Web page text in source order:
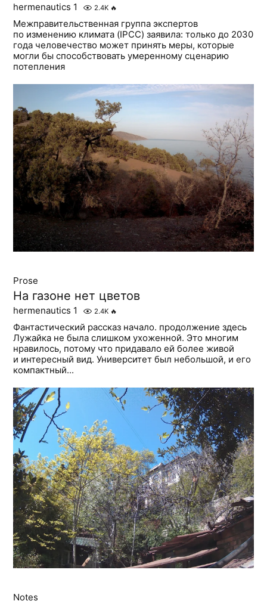
hermenautics 1 2.4K 🔥
Межправительственная группа экспертов
по изменению климата (IPCC) заявила: только до 2030
года человечество может принять меры, которые
могли бы способствовать умеренному сценарию
потепления
Prose
На газоне нет цветов
hermenautics 1 2.4K 🔥
Фантастический рассказ начало. продолжение здесь
Лужайка не была слишком ухоженной. Это многим
нравилось, потому что придавало ей более живой
и интересный вид. Университет был небольшой, и его
компактный...
Notes